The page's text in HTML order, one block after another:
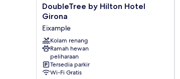
DoubleTree
by
Hotel
Girona
Eixample
DoubleTree by Hilton Hotel
Girona
Eixample
Kolam renang
Ramah hewan
peliharaan
Tersedia parkir
Wi-Fi Gratis